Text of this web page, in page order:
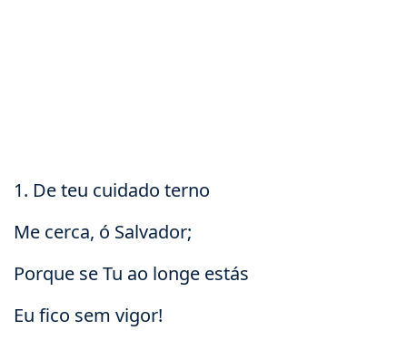
1. De teu cuidado terno
Me cerca, ó Salvador;
Porque se Tu ao longe estás
Eu fico sem vigor!